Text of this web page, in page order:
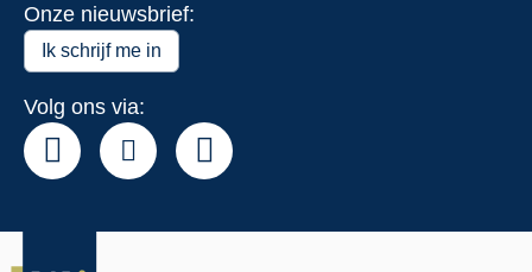
Onze nieuwsbrief:
Ik schrijf me in
Volg ons via: